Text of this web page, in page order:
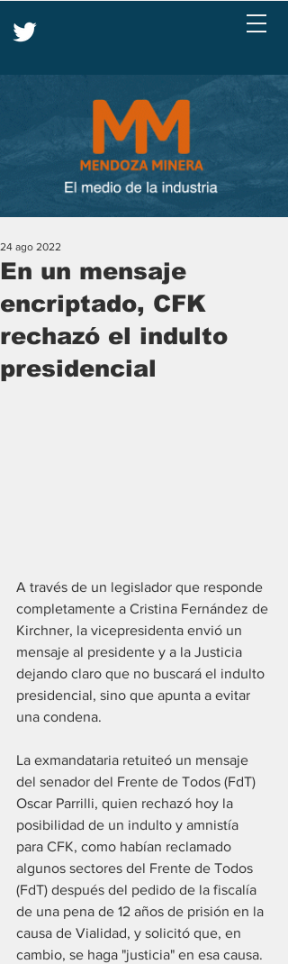
En un mensaje
encriptado, CFK
rechazó el indulto
presidencial
24 ago 2022
A través de un legislador que responde
completamente a Cristina Fernández de
Kirchner, la vicepresidenta envió un
mensaje al presidente y a la Justicia
dejando claro que no buscará el indulto
presidencial, sino que apunta a evitar
una condena.
La exmandataria retuiteó un mensaje
del senador del Frente de Todos (FdT)
Oscar Parrilli, quien rechazó hoy la
posibilidad de un indulto y amnistía
para CFK, como habían reclamado
algunos sectores del Frente de Todos
(FdT) después del pedido de la fiscalía
de una pena de 12 años de prisión en la
causa de Vialidad, y solicitó que, en
cambio, se haga "justicia" en esa causa.